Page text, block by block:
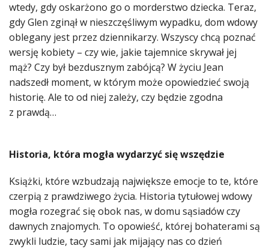
wtedy, gdy oskarżono go o morderstwo dziecka. Teraz,
gdy Glen zginął w nieszczęśliwym wypadku, dom wdowy
oblegany jest przez dziennikarzy. Wszyscy chcą poznać
wersję kobiety – czy wie, jakie tajemnice skrywał jej
mąż? Czy był bezdusznym zabójcą? W życiu Jean
nadszedł moment, w którym może opowiedzieć swoją
historię. Ale to od niej zależy, czy będzie zgodna
z prawdą…
Historia, która mogła wydarzyć się wszędzie
Książki, które wzbudzają największe emocje to te, które
czerpią z prawdziwego życia. Historia tytułowej wdowy
mogła rozegrać się obok nas, w domu sąsiadów czy
dawnych znajomych. To opowieść, której bohaterami są
zwykli ludzie, tacy sami jak mijający nas co dzień